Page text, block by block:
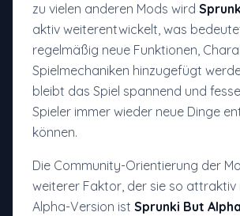
zu vielen anderen Mods wird
aktiv weiterentwickelt, was
regelmäßig neue Funktionen,
Spielmechaniken hinzugefügt
bleibt das Spiel spannend und
Spieler immer wieder neue Dinge
können.
Die Community-Orientierung der
weiterer Faktor, der sie so attraktiv
Alpha-Version ist Sprunki But Alpha